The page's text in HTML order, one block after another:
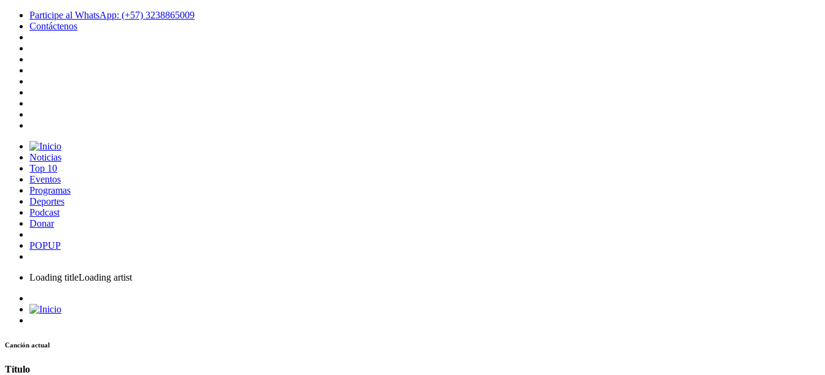
Participe al WhatsApp: (+57) 3238865009
Contáctenos
Noticias
Top 10
Eventos
Programas
Deportes
Podcast
Donar
POPUP
Loading titleLoading artist
Canción actual
Título